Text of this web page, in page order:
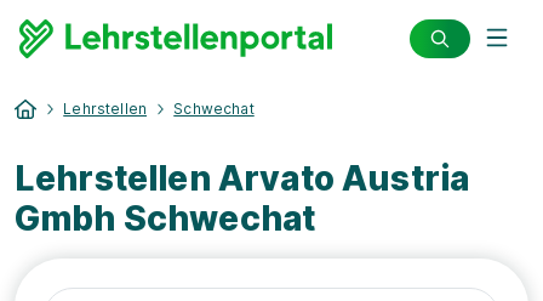
Lehrstellen Schwechat
Lehrstellen Arvato Austria
Gmbh Schwechat